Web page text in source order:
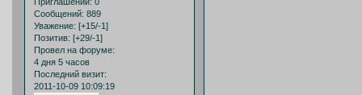
Сообщений: 889
Уважение: [+15/-1]
Позитив: [+29/-1]
Провел на форуме:
4 дня 5 часов
Последний визит:
2011-10-09 10:09:19